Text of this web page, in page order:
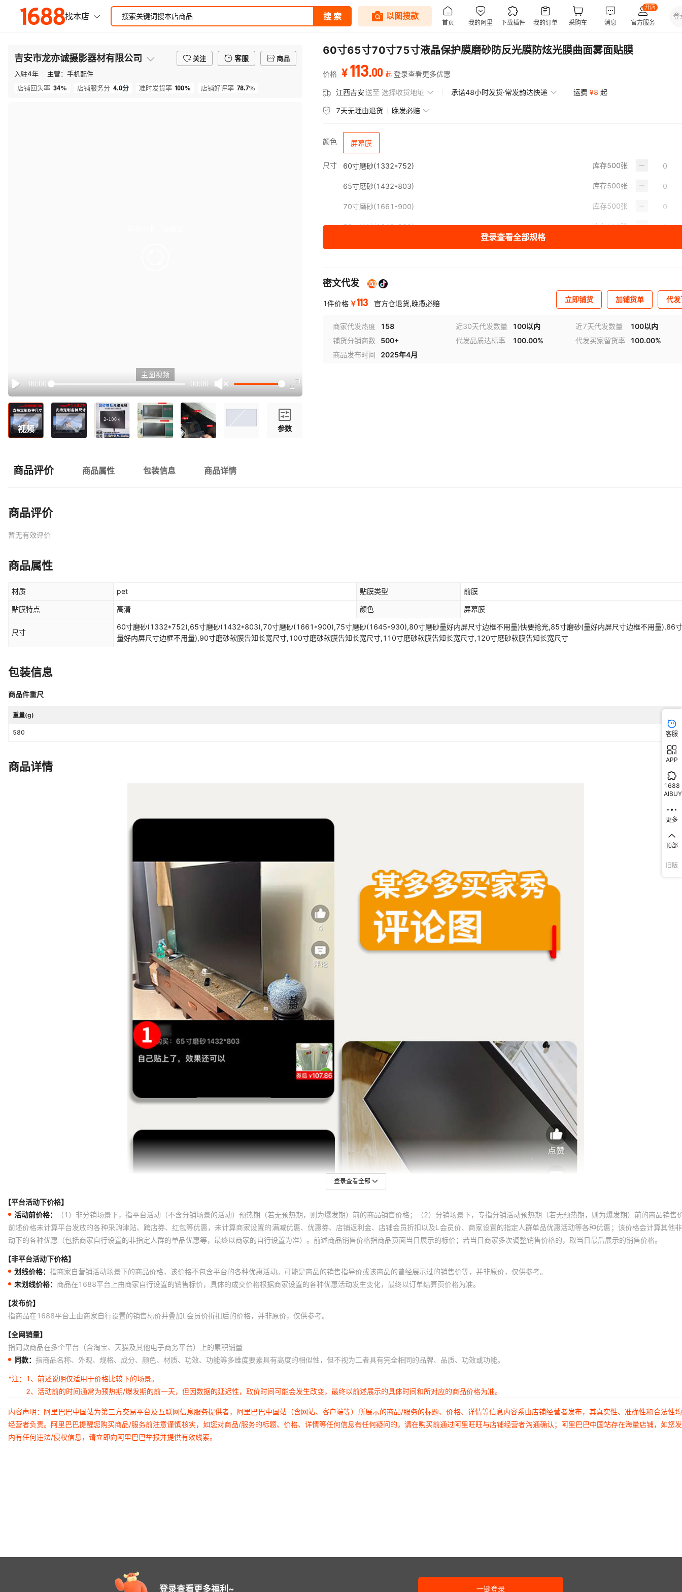
吉安市龙亦诚摄影器材有限公司 关注 客服
商品
入驻4年 主营： 手机配件
店铺回头率 34% 店铺服务分 4.0分 准时发货率 100% 店铺好评率 78.7%
Play
00:00 00:00
主图视频
视频 参数
60寸65寸70寸75寸液晶保护膜磨砂防反光膜防炫光膜曲面雾面贴膜
价格 ¥113.00 起 登录查看更多优惠
江西吉安送至 选择收货地址 承诺48小时发货·常发韵达快递 运费 ¥8 起
7天无理由退货 晚发必赔
颜色 屏幕膜
尺寸 60寸磨砂(1332*752) 库存500张
65寸磨砂(1432*803) 库存500张
70寸磨砂(1661*900) 库存500张
75寸磨砂(1645*930) 库存500张
86寸磨砂量好内屏尺寸边框不用量)
90寸磨砂软膜告知长宽尺寸 库存 500张
100寸磨砂软膜告知长宽尺寸 库存500张
登录查看全部规格
密文代发
1件价格 ￥113 官方仓退货,晚揽必赔 立即铺货 加铺货单 代
商家代发热度 158 近30天代发数量 100以内 近7天代发数量
100以内
铺货分销商数
500+ 代发品质达标率 100.00% 代发买家留货率
100.00%
商品发布时间
2025年4月
商品评价 商品属性 包装信息 商品详情
商品评价
暂无有效评价
商品属性
材质 pet 贴膜类型 前膜
贴膜特点 高清 颜色 屏幕膜
尺寸
60寸磨砂(1332*752),65寸磨砂(1432*803),70寸磨砂(1661*900),75寸磨砂(1645*930),80寸磨砂量好内屏尺寸边框不用量)快要抢光,85寸磨砂(量好内屏尺寸边框不用量),86
量好内屏尺寸边框不用量),90寸磨砂软膜告知长宽尺寸,100寸磨砂软膜告知长宽尺寸,110寸磨砂软膜告知长宽尺寸,120寸磨砂软膜告知长宽尺寸
包装信息
商品件重尺
重量(g)
580
商品详情
登录查看全部
【平台活动下价格】
活动前价格：
（1）非分销场景下，指平台活动（不含分销场景的活动）预热期（若无预热期，则为爆发期）前的商品销售价格；（2）分销场景下，专指分销活动预热期（若无预热期，则为爆发期）前的商品销售
前述价格未计算平台发放的各种采购津贴、跨店券、红包等优惠，未计算商家设置的满减优惠、优惠券、店铺返利金、店铺会员折扣以及L会员价、商家设置的指定人群单品优惠活动等各种优惠；该价格会计算其他
动下的各种优惠（包括商家自行设置的非指定人群的单品优惠等，最终以商家的自行设置为准）。前述商品销售价格指商品页面当日展示的标价；若当日商家多次调整销售价格的，取当日最后展示的销售价格。
【非平台活动下价格】
划线价格： 指商家自营销活动场景下的商品价格，该价格不包含平台的各种优惠活动。可能是商品的销售指导价或该商品的曾经展示过的销售价等，并非原价，仅供参考。
未划线价格： 商品在1688平台上由商家自行设置的销售标价，具体的成交价格根据商家设置的各种优惠活动发生变化，最终以订单结算页价格为准。
【发布价】
指商品在1688平台上由商家自行设置的销售标价并叠加L会员价折扣后的价格，并非原价，仅供参考。
【全网销量】
指同款商品在多个平台（含淘宝、天猫及其他电子商务平台）上的累积销量
同款： 指商品名称、外观、规格、成分、颜色、材质、功效、功能等多维度要素具有高度的相似性，但不视为二者具有完全相同的品牌、品质、功效或功能。
*注：
1、前述说明仅适用于价格比较下的场景。
2、活动前的时间通常为预热期/爆发期的前一天，但因数据的延迟性，取价时间可能会发生改变，最终以前述展示的具体时间和所对应的商品价格为准。
内容声明：阿里巴巴中国站为第三方交易平台及互联网信息服务提供者，阿里巴巴中国站（含网站、客户端等）所展示的商品/服务的标题、价格、详情等信息内容系由店铺经营者发布，其真实性、准确性和合法性
经营者负责。阿里巴巴提醒您购买商品/服务前注意谨慎核实，如您对商品/服务的标题、价格、详情等任何信息有任何疑问的，请在购买前通过阿里旺旺与店铺经营者沟通确认；阿里巴巴中国站存在海量店铺，如您
内有任何违法/侵权信息，请立即向阿里巴巴举报并提供有效线索。
登录查看更多福利~ 一键登录
客服
APP
1688
AIBUY
更多
顶部
旧版